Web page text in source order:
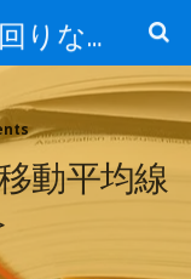
人生悠々自適 高利回りな投資法!
動平均線